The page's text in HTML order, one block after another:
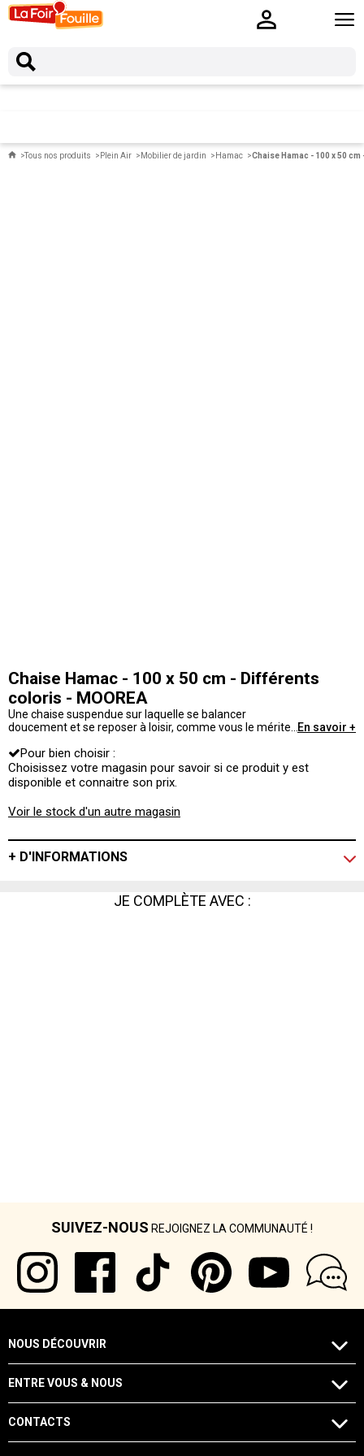
Tous nos produits Plein Air Mobilier de jardin Hamac
Chaise Hamac - 100 x 50 cm - Différents
coloris - MOOREA
Une chaise suspendue sur laquelle se balancer
doucement et se reposer à loisir, comme vous le méritez
En savoir +
Pour bien choisir :
Choisissez votre magasin pour savoir si ce produit y est
disponible et connaitre son prix.
Voir le stock d'un autre magasin
+ D'INFORMATIONS
JE COMPLÈTE AVEC :
SUIVEZ-NOUS REJOIGNEZ LA COMMUNAUTÉ !
NOUS DÉCOUVRIR
ENTRE VOUS & NOUS
CONTACTS